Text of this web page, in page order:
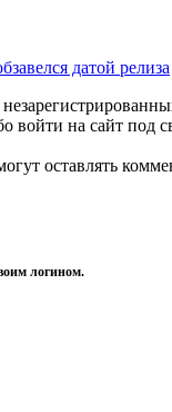
датой релиза
войти на сайт под
оставлять
логином.